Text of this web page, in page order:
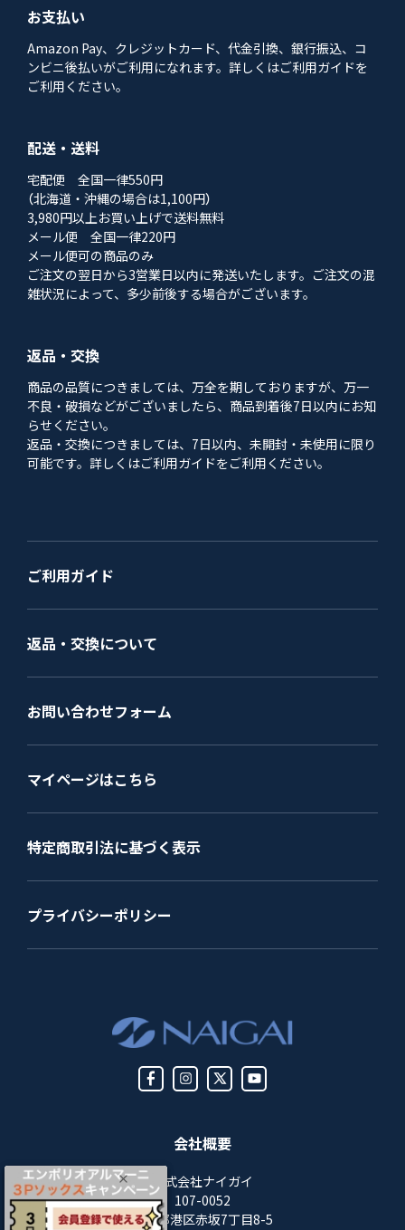
会社概要
株式会社ナイガイ
107-0052
東京都港区赤坂7丁目8-5
お支払い
Amazon Pay、クレジットカード、代金引換、銀行振込、コ
ンビニ後払いがご利用になれます。詳しくはご利用ガイドを
ご利用ください。
配送・送料
宅配便 全国一律550円
（北海道・沖縄の場合は1,100円）
3,980円以上お買い上げで送料無料
メール便 全国一律220円
メール便可の商品のみ
ご注文の翌日から3営業日以内に発送いたします。ご注文の混
雑状況によって、多少前後する場合がございます。
返品・交換
商品の品質につきましては、万全を期しておりますが、万一
不良・破損などがございましたら、商品到着後7日以内にお知
らせください。
返品・交換につきましては、7日以内、未開封・未使用に限り
可能です。詳しくはご利用ガイドをご利用ください。
ご利用ガイド
返品・交換について
お問い合わせフォーム
マイページはこちら
特定商取引法に基づく表示
プライバシーポリシー